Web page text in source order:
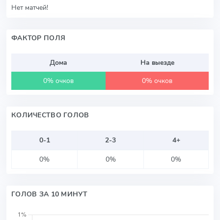
Нет матчей!
ФАКТОР ПОЛЯ
Дома
На выезде
0% очков
0% очков
КОЛИЧЕСТВО ГОЛОВ
0-1 2-3
4+
0%
0% 0%
ГОЛОВ ЗА 10 МИНУТ